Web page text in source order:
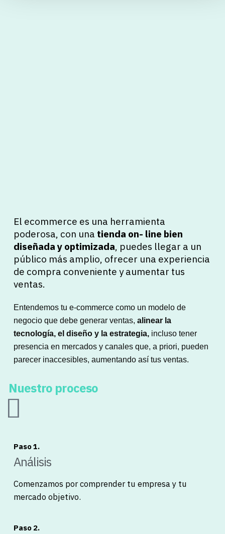
El ecommerce es una herramienta
poderosa, con una tienda on- line bien
diseñada y optimizada, puedes llegar a un
público más amplio, ofrecer una experiencia
de compra conveniente y aumentar tus
ventas.
Entendemos tu e-commerce como un modelo de
negocio que debe generar ventas, a linear la
tecnología, el diseño y la estrategia, incluso tener
presencia en mercados y canales que, a priori, pueden
parecer inaccesibles, aumentando así tus ventas.
Nuestro proceso
Paso 1.
Análisis
Comenzamos por comprender tu empresa y tu
mercado objetivo.
Paso 2.